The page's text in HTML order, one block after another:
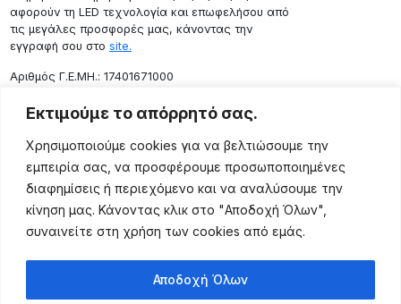
Εκτιμούμε το απόρρητό σας.
Χρησιμοποιούμε cookies για να βελτιώσουμε την
εμπειρία σας, να προσφέρουμε προσωποποιημένες
διαφημίσεις ή περιεχόμενο και να αναλύσουμε την
κίνηση μας. Κάνοντας κλικ στο "Αποδοχή Όλων",
συναινείτε στη χρήση των cookies από εμάς.
Αποδοχή Όλων
αφορούν τη LED τεχνολογία και επωφελήσου από
τις μεγάλες προσφορές μας, κάνοντας την
εγγραφή σου στο site.
Aριθμός Γ.Ε.ΜΗ.: 17401671000
Επικοινωνία
Ρόδου 133, Αθήνα 10443
(+30) 211 725 5427
sales@lightingexpert.gr
Χρήσιμες Σελίδες